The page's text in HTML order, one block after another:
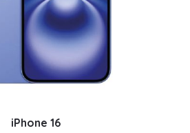
iPhone 16